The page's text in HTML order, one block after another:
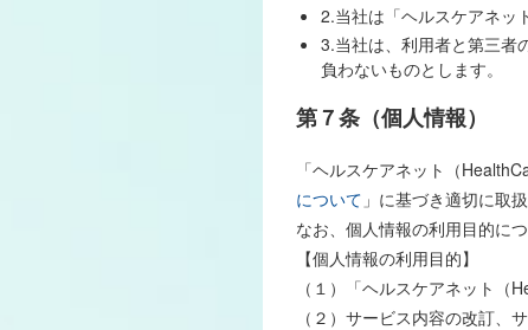
2.当社は「ヘルスケアネッ
3.当社は、利用者と第三者
負わないものとします。
第７条（個人情報）
「ヘルスケアネット（
について 」に基づき適切に取
なお、個人情報の利用目的に
【個人情報の利用目的】
（１）「ヘルスケアネット（
（２）サービス内容の改訂